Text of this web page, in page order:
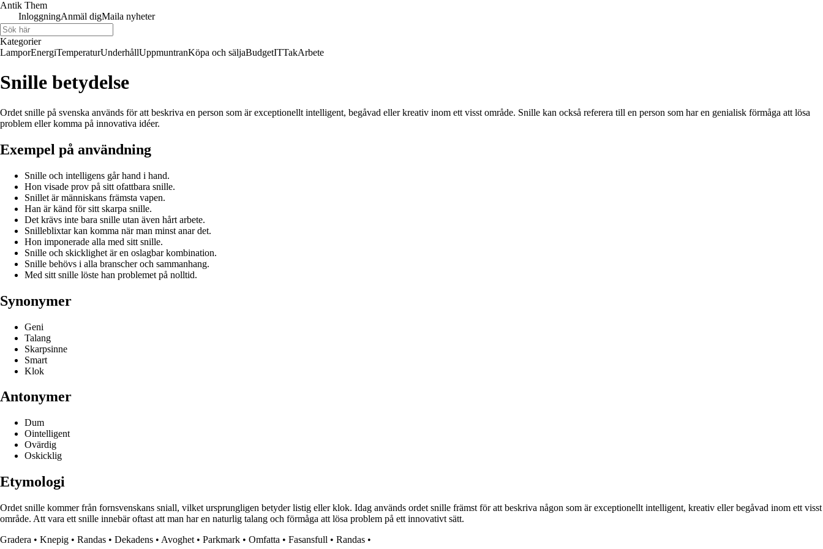
Antik Them
InloggningAnmäl digMaila nyheter
Kategorier
LamporEnergiTemperaturUnderhållUppmuntranKöpa och säljaBudgetITTakArbete
Snille betydelse
Ordet snille på svenska används för att beskriva en person som är exceptionellt intelligent, begåvad eller kreativ inom ett visst område. Snille kan också referera till en person som har en genialisk förmåga att lösa
problem eller komma på innovativa idéer.
Exempel på användning
Snille och intelligens går hand i hand.
Hon visade prov på sitt ofattbara snille.
Snillet är människans främsta vapen.
Han är känd för sitt skarpa snille.
Det krävs inte bara snille utan även hårt arbete.
Snilleblixtar kan komma när man minst anar det.
Hon imponerade alla med sitt snille.
Snille och skicklighet är en oslagbar kombination.
Snille behövs i alla branscher och sammanhang.
Med sitt snille löste han problemet på nolltid.
Synonymer
Geni
Talang
Skarpsinne
Smart
Klok
Antonymer
Dum
Ointelligent
Ovärdig
Oskicklig
Etymologi
Ordet snille kommer från fornsvenskans sniall, vilket ursprungligen betyder listig eller klok. Idag används ordet snille främst för att beskriva någon som är exceptionellt intelligent, kreativ eller begåvad inom ett visst
område. Att vara ett snille innebär oftast att man har en naturlig talang och förmåga att lösa problem på ett innovativt sätt.
Gradera • Knepig • Randas • Dekadens • Avoghet • Parkmark • Omfatta • Fasansfull • Randas •